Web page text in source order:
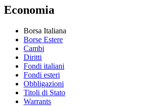
Economia
Borsa Italiana
Borse Estere
Cambi
Diritti
Fondi italiani
Fondi esteri
Obbligazioni
Titoli di Stato
Warrants